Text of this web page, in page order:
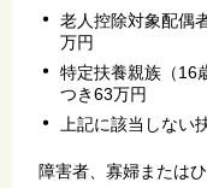
老人控除対象配偶
万円
特定扶養親族（16
つき63万円
上記に該当しない
障害者、寡婦または